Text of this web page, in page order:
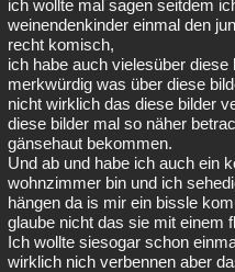
ich wollte mal sagen seitdem
weinendenkinder einmal den
recht komisch,
ich habe auch vielesüber
merkwürdig was über diese
nicht wirklich das diese bilder
diese bilder mal so näher
gänsehaut bekommen.
Und ab und habe ich auch ein
wohnzimmer bin und ich
hängen da is mir ein bissle
glaube nicht das sie mit einem
Ich wollte siesogar schon
wirklich nich verbennen aber